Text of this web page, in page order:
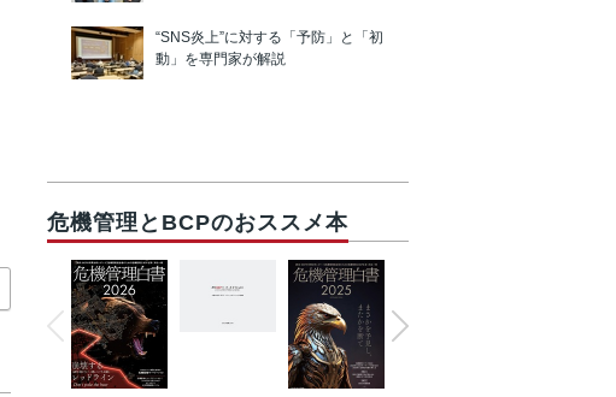
“SNS炎上”に対する「予防」と「初
動」を専門家が解説
危機管理とBCPのおススメ本